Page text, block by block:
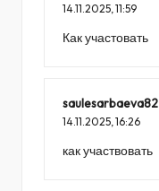
14.11.2025,11:59
Как участовать
saulesarbaeva82
14.11.2025,16:26
как участвовать